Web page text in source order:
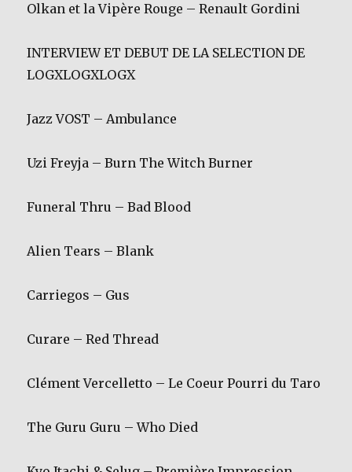
Olkan et la Vipère Rouge – Renault Gordini
INTERVIEW ET DEBUT DE LA SELECTION DE
LOGXLOGXLOGX
Jazz VOST – Ambulance
Uzi Freyja – Burn The Witch Burner
Funeral Thru – Bad Blood
Alien Tears – Blank
Carriegos – Gus
Curare – Red Thread
Clément Vercelletto – Le Coeur Pourri du Taro
The Guru Guru – Who Died